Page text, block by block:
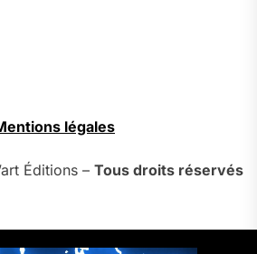
légales
Éditions – Tous droits réservés